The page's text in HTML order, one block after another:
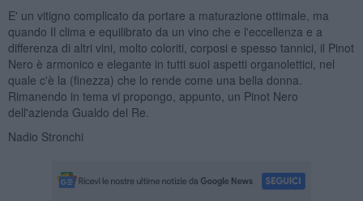
E' un vitigno complicato da portare a maturazione ottimale, ma
quando Il clima e equilibrato da un vino che e l'eccellenza e a
differenza di altri vini, molto coloriti, corposi e spesso tannici, il Pinot
Nero è armonico e elegante in tutti suoi aspetti organolettici, nel
quale c'è la (finezza) che lo rende come una bella donna.
Rimanendo in tema vi propongo, appunto, un Pinot Nero
dell'azienda Gualdo del Re.
Nadio Stronchi